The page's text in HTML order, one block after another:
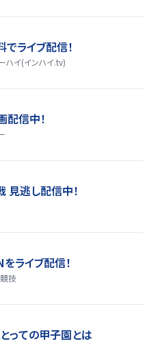
ライブ配信！
ハイ(インハイ.tv)
信中！
逃し配信中！
ライブ配信！
技
っての甲子園とは